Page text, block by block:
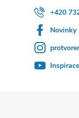
+420
Novinky